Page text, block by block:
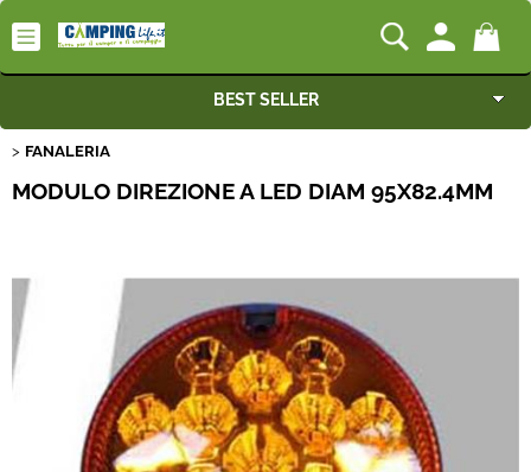
Articoli per Furgonati e Van
Speciale Arredo
Campeggio e Giardino
BEST SELLER
Rimorchi
FANALERIA
MODULO DIREZIONE A LED DIAM 95X82.4MM